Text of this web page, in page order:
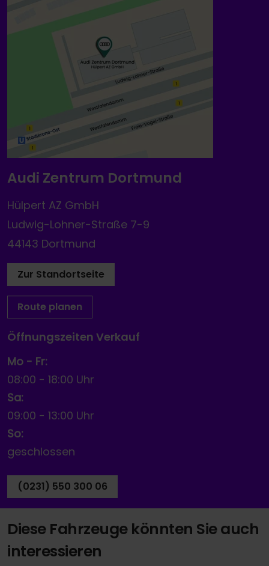
Audi Zentrum Dortmund
Hülpert AZ GmbH
Ludwig-Lohner-Straße 7-9
44143 Dortmund
Zur Standortseite
Route planen
Öffnungszeiten Verkauf
Mo - Fr:
08:00 - 18:00 Uhr
Sa:
09:00 - 13:00 Uhr
So:
geschlossen
(0231) 550 300 06
Diese Fahrzeuge könnten Sie auch
interessieren